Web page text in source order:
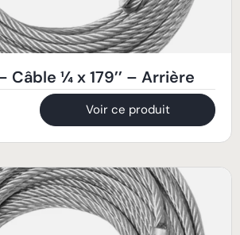
Câble ¼ x 179’’ – Arrière
Voir ce produit